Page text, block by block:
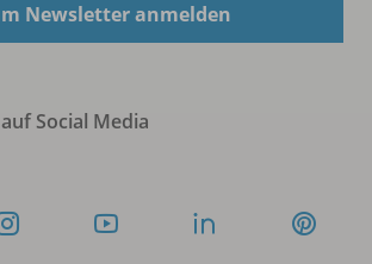
Newsletter anmelden
Social Media